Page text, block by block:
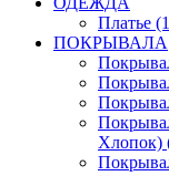
Платье
ПОКРЫВАЛА
Хлопок)